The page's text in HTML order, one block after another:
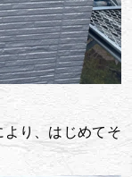
より、はじめてそ